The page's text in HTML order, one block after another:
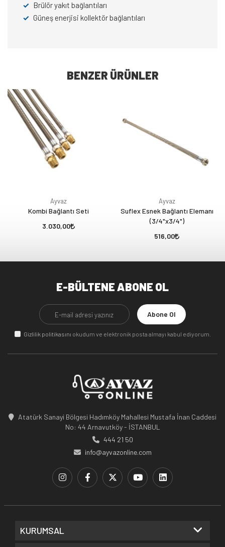
✓ Brülör yakıt bağlantıları
✓ Güneş enerjisi kollektör bağlantıları
BENZER ÜRÜNLER
Ayvaz
Kombi Bağlantı Seti
3.030,00
Ayvaz
Suflex Esnek Bağlantı Elemanı
(3/4"x3/4")
516,00
E-BÜLTENE ABONE OL
Abone Ol
Gizlilik politikasını okudum ve elektronik posta almayı kabul ediyorum.
Atatürk Sanayi Bölgesi Hadımköy Mahallesi Mustafa İnan Caddesi
No: 44 Arnavutköy - İSTANBUL
444 21 50
info@ayvazonline.com
KURUMSAL